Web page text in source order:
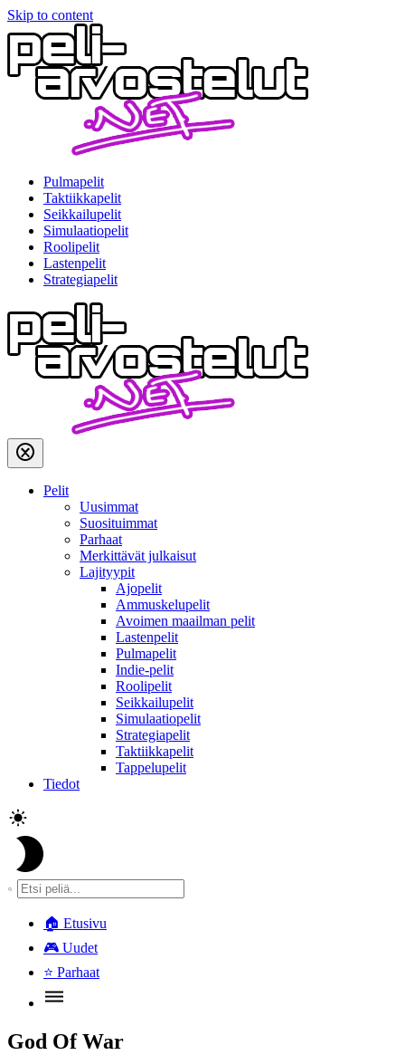
Skip to content
Pulmapelit
Taktiikkapelit
Seikkailupelit
Simulaatiopelit
Roolipelit
Lastenpelit
Strategiapelit
Pelit
Uusimmat
Suosituimmat
Parhaat
Merkittävät julkaisut
Lajityypit
Ajopelit
Ammuskelupelit
Avoimen maailman pelit
Lastenpelit
Pulmapelit
Indie-pelit
Roolipelit
Seikkailupelit
Simulaatiopelit
Strategiapelit
Taktiikkapelit
Tappelupelit
Tiedot
🏠 Etusivu
🎮 Uudet
⭐ Parhaat
God Of War